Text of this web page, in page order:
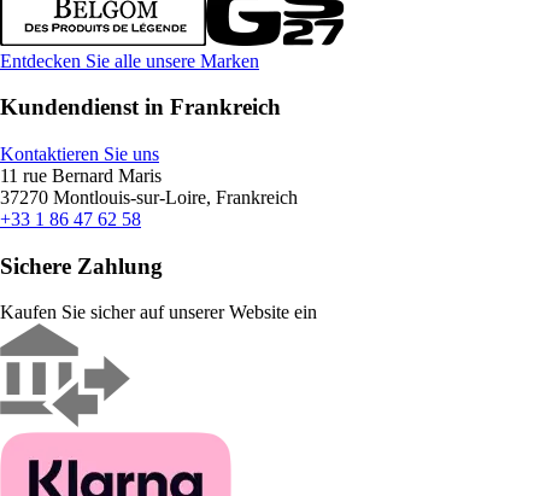
Entdecken Sie alle unsere Marken
Kundendienst in Frankreich
Kontaktieren Sie uns
11 rue Bernard Maris
37270 Montlouis-sur-Loire, Frankreich
+33 1 86 47 62 58
Sichere Zahlung
Kaufen Sie sicher auf unserer Website ein